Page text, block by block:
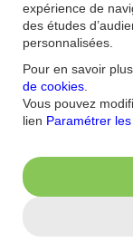
Qui sommes-nous ?
engagements RSE
Informations
Conditions générales
confidentialité
d'alerte
Appli mobile
expérience de
des études
personnalisées.
Pour en savoir
de cookies
Vous pouvez
lien Paramétrer